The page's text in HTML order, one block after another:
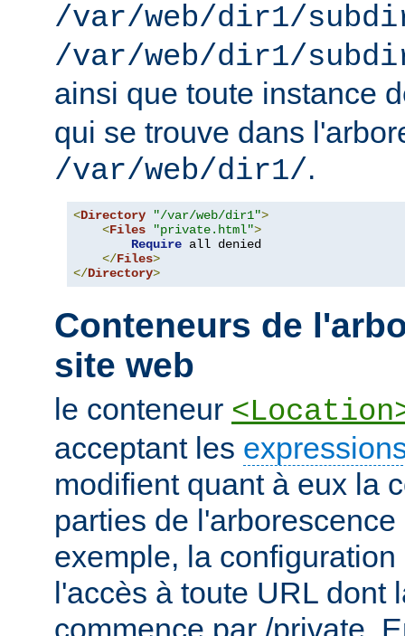
/var/web/dir1/
/var/web/dir1/
ainsi que toute instance
qui se trouve dans
/var/web/dir1/.
<Directory "/var/web/dir1">
<Files "private.html">
Require all denied
</Files>
</Directory>
Conteneurs de
site web
le conteneur
acceptant les
modifient quant à eux la
parties de
exemple, la
l'accès à toute URL dont